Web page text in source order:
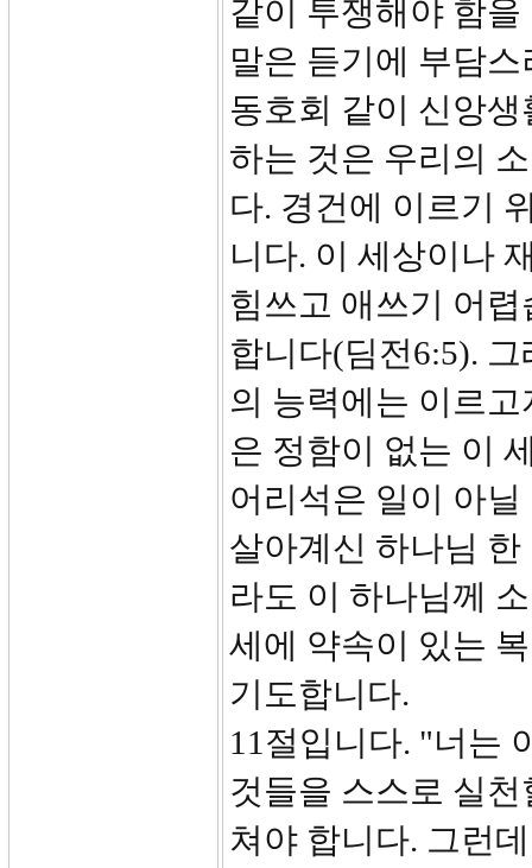
같이 투쟁해야 함
말은 듣기에 부담
동호회 같이 신앙
하는 것은 우리의
다. 경건에 이르기
니다. 이 세상이나
힘쓰고 애쓰기 어
합니다(딤전6:5).
의 능력에는 이르
은 정함이 없는 이
어리석은 일이 아
살아계신 하나님
라도 이 하나님께
세에 약속이 있는
기도합니다.
11절입니다. "너는
것들을 스스로 실
쳐야 합니다. 그런